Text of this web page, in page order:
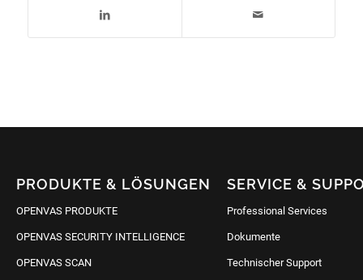
PRODUKTE & LÖSUNGEN
OPENVAS PRODUKTE
OPENVAS SECURITY INTELLIGENCE
OPENVAS SCAN
SERVICE &
Professional Services
Dokumente
Technischer Support